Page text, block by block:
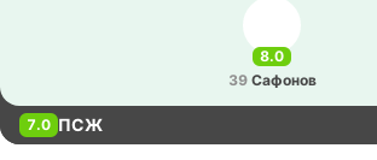
8.0
39 Са­фо­нов
7.0 ПСЖ